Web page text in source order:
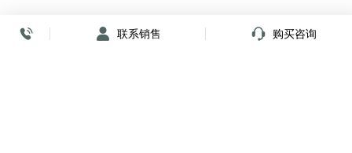
联系销售 购买咨询